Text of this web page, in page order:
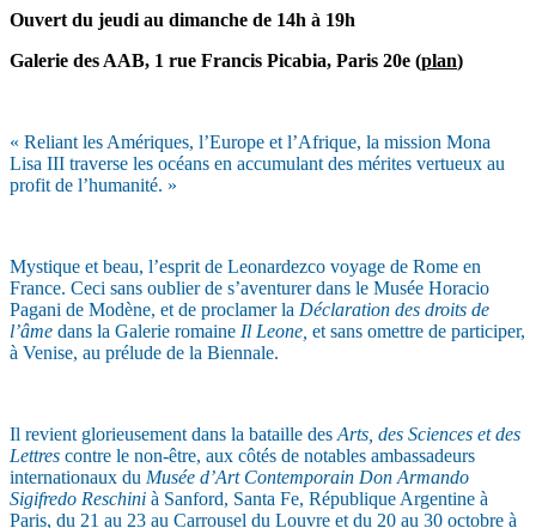
Ouvert du jeudi au dimanche de 14h à 19h
Galerie des AAB, 1 rue Francis Picabia, Paris 20e (plan)
« Reliant les Amériques, l’Europe et l’Afrique, la mission Mona
Lisa III traverse les océans en accumulant des mérites vertueux au
profit de l’humanité. »
Mystique et beau, l’esprit de Leonardezco voyage de Rome en
France. Ceci sans oublier de s’aventurer dans le Musée Horacio
Pagani de Modène, et de proclamer la Déclaration des droits de
l’âme dans la Galerie romaine Il Leone, et sans omettre de participer,
à Venise, au prélude de la Biennale.
Il revient glorieusement dans la bataille des Arts, des Sciences et des
Lettres contre le non-être, aux côtés de notables ambassadeurs
internationaux du Musée d’Art Contemporain Don Armando
Sigifredo Reschini à Sanford, Santa Fe, République Argentine à
Paris, du 21 au 23 au Carrousel du Louvre et du 20 au 30 octobre à